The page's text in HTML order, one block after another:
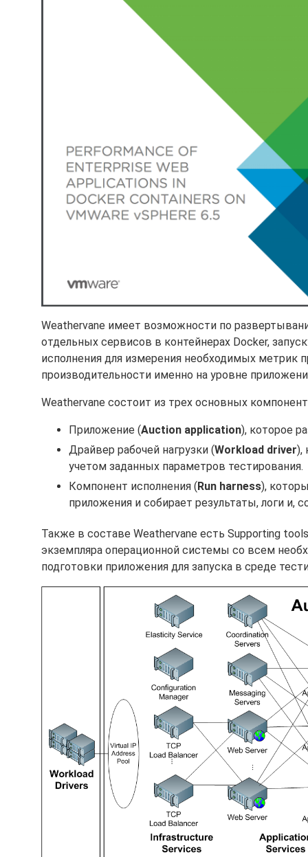
Weathervane имеет возможности по
отдельных сервисов в контейнерах Docker,
исполнения для измерения необходимых метрик
производительности именно на уровне
Weathervane состоит из трех основных
Приложение (Auction application), которое
Драйвер рабочей нагрузки (Workload driver),
учетом заданных параметров тестирования.
Компонент исполнения (Run harness),
приложения и собирает результаты, логи и,
Также в составе Weathervane есть Supporting
экземпляра операционной системы со всем
подготовки приложения для запуска в среде